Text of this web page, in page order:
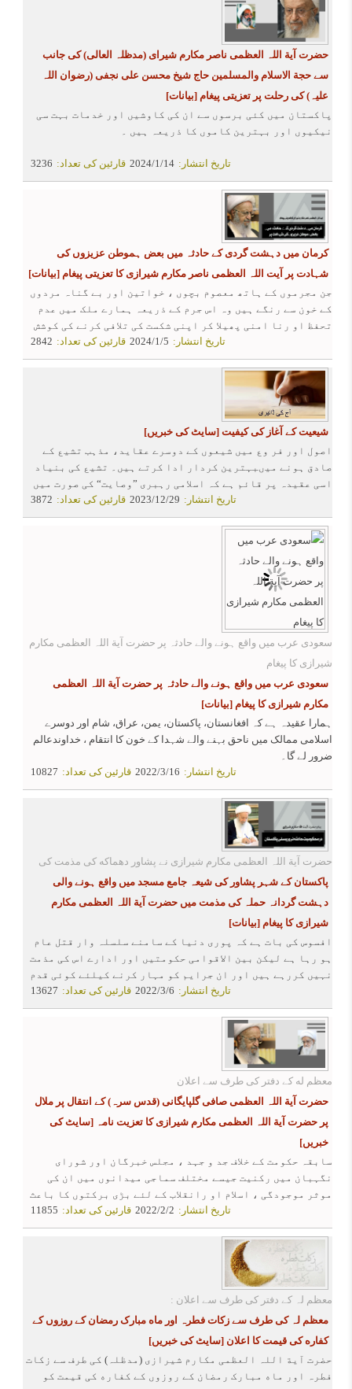
حضرت آیة اللہ العظمی ناصر مکارم شیرای (مدظلہ العالی) کی جانب
سے حجة الاسلام والمسلمین حاج شیخ محسن علی نجفی (رضوان اللہ
علیہ) کی رحلت پر تعزیتی پیغام [بیانات]
پاکستان میں کئی برسوں سے ان کی کاوشیں اور خدمات بہت سی
نیکیوں اور بہترین کاموں کا ذریعہ ہیں ۔
3236 قارئین کی تعداد: 2024/1/14 تاریخ انتشار:
کرمان میں دہشت گردی کے حادثہ میں بعض ہموطن عزیزوں کی
شہادت پر آیت اللہ العظمی ناصر مکارم شیرازی کا تعزیتی پیغام [بیانات]
جن مجرموں کے ہاتھ معصوم بچوں ، خواتین اور بے گناہ مردوں
کے خون سے رنگے ہیں وہ اس جرم کے ذریعہ ہمارے ملک میں عدم
تحفظ او رنا امنی پھیلا کر اپنی شکست کی تلافی کرنے کی کوشش
2842 قارئین کی تعداد: 2024/1/5 تاریخ انتشار:
شیعیت کے آغاز کی کیفیت [سایٹ کی خبریں]
اصول اور فر وع میں شیعوں کے دوسرے عقاید، مذہب تشیع کے
صادق ہونے میںبہترین کردار ادا کرتے ہیں۔ تشیع کی بنیاد
اسی عقیدہ پر قائم ہے کہ اسلامی رہبری ”وصایت“ کی صورت میں
حضرت علی (علیہ السلام) اور ان کی اولاد میں باقی اور جاری ہے
۔
3872 قارئین کی تعداد: 2023/12/29 تاریخ انتشار:
سعودی عرب میں واقع ہونے والے حادثہ پر حضرت آیة اللہ العظمی مکارم
شیرازی کا پیغام
سعودی عرب میں واقع ہونے والے حادثہ پر حضرت آیة اللہ العظمی
مکارم شیرازی کا پیغام [بیانات]
ہمارا عقیدہ ہے کہ افغانستان، پاکستان، یمن، عراق، شام اور دوسرے
اسلامی ممالک میں ناحق بہنے والے شہدا کے خون کا انتقام ، خداوندعالم
ضرور لے گا۔
10827 قارئین کی تعداد: 2022/3/16 تاریخ انتشار:
حضرت آیة اللہ العظمی مکارم شیرازی نے پشاور دهماکه کی مذمت کی
پاکستان کے شہر پشاور کی شیعہ جامع مسجد میں واقع ہونے والی
دہشت گردانہ حملہ کی مذمت میں حضرت آیة اللہ العظمی مکارم
شیرازی کا پیغام [بیانات]
افسوس کی بات ہے کہ پوری دنیا کے سامنے سلسلہ وار قتل عام
ہو رہا ہے لیکن بین الاقوامی حکومتیں اور ادارے اس کی مذمت
نہیں کررہے ہیں اور ان جرایم کو مہار کرنے کیلئے کوئی قدم
نہیں اٹھا رہے ہیں ۔
13627 قارئین کی تعداد: 2022/3/6 تاریخ انتشار:
معظم له کے دفتر کی طرف سے اعلان
حضرت آیة اللہ العظمی صافی گلپایگانی (قدس سرہ) کے انتقال پر ملال
پر حضرت آیة اللہ العظمی مکارم شیرازی کا تعزیت نامہ [سایٹ کی
خبریں]
سابقہ حکومت کے خلاف جد و جہد ، مجلس خبرگان اور شورای
نگہبان میں رکنیت جیسے مختلف سماجی میدانوں میں ان کی
موثر موجودگی ، اسلام او رانقلاب کے لئے بڑی برکتوں کا باعث
11855 قارئین کی تعداد: 2022/2/2 تاریخ انتشار:
معظم لہ کے دفتر کی طرف سے اعلان :
معظم لہ کی طرف سے زکات فطرہ اور ماه مبارک رمضان کے روزوں کے
کفاره کی قیمت کا اعلان [سایٹ کی خبریں]
حضرت آیة اللہ العظمی مکارم شیرازی (مدظلہ) کی طرف سے زکات
فطرہ اور ماه مبارک رمضان کے روزوں کے کفاره کی قیمت کو